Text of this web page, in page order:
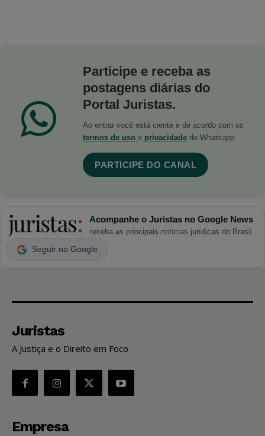
Participe e receba as
postagens diárias do
Portal Juristas.
Ao entrar você está ciente e de acordo com os
termos de uso e privacidade do Whatsapp.
PARTICIPE DO CANAL
Acompanhe o Juristas no Google News
receba as principais notícias jurídicas do Brasil
Seguir no Google
Juristas
A Justiça e o Direito em Foco
Empresa